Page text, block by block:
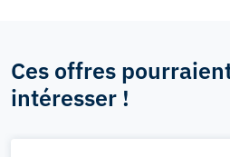
Ces offres
intéresser !